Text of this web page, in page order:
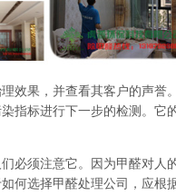
果，并查看其客户的声誉
指标进行下一步的检测。
们必须注意它。因为甲醛对
何选择甲醛处理公司，应根